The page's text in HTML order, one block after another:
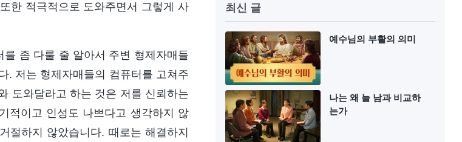
한 적극적으로 도와주면서 그렇게 사
좀 다룰 줄 알아서 주변 형제자매들
. 저는 형제자매들의 컴퓨터를 고쳐주
도와달라고 하는 것은 저를 신뢰하는
적이고 인성도 나쁘다고 생각하지 않
절하지 않았습니다. 때로는 해결하지
최신 글
예수님의 부활의 의미
나는 왜 늘 남과 비교하
는가